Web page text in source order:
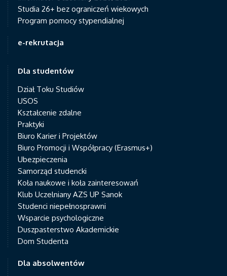
Studia 26+ bez ograniczeń wiekowych
Program pomocy stypendialnej
e-rekrutacja
Dla studentów
Dział Toku Studiów
USOS
Kształcenie zdalne
Praktyki
Biuro Karier i Projektów
Biuro Promocji i Współpracy (Erasmus+)
Ubezpieczenia
Samorząd studencki
Koła naukowe i koła zainteresowań
Klub Uczelniany AZS UP Sanok
Studenci niepełnosprawni
Wsparcie psychologiczne
Duszpasterstwo Akademickie
Dom Studenta
Dla absolwentów